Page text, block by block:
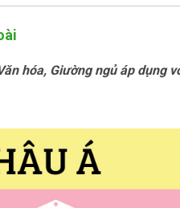
hóa, Giường ngủ áp dụng